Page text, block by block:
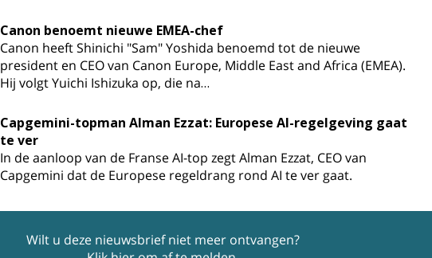
Canon benoemt nieuwe EMEA-chef
Canon heeft Shinichi "Sam" Yoshida benoemd tot de nieuwe
president en CEO van Canon Europe, Middle East and Africa (EMEA).
Hij volgt Yuichi Ishizuka op, die na…
Capgemini-topman Alman Ezzat: Europese AI-regelgeving gaat
te ver
In de aanloop van de Franse AI-top zegt Alman Ezzat, CEO van
Capgemini dat de Europese regeldrang rond AI te ver gaat.
Wilt u deze nieuwsbrief niet meer ontvangen?